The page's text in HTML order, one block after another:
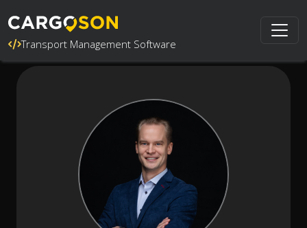
Transport Management Software